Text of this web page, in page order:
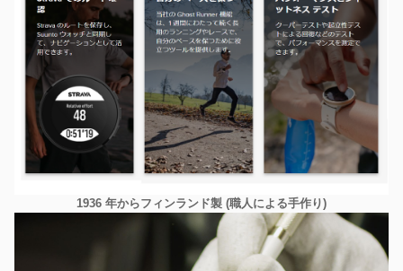
1936 年からフィンランド製 (職人による手作り)